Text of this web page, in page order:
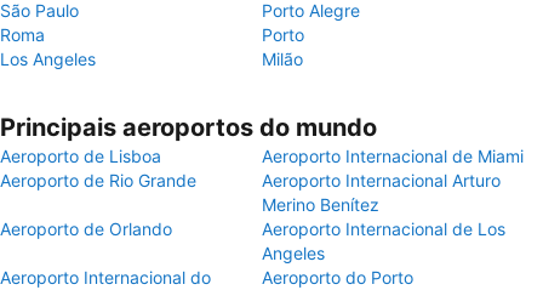
São Paulo
Porto Alegre
Roma
Porto
Los Angeles
Milão
Principais aeroportos do mundo
Aeroporto de Lisboa
Aeroporto Internacional de Miami
Aeroporto de Rio Grande
Aeroporto Internacional Arturo
Merino Benítez
Aeroporto de Orlando
Aeroporto Internacional de Los
Angeles
Aeroporto Internacional do
Aeroporto do Porto